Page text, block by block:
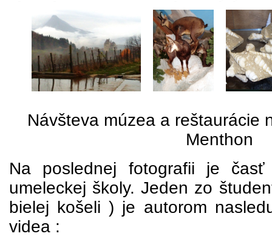
Návšteva múzea a reštaurácie
Menthon
Na poslednej fotografii je časť
umeleckej školy. Jeden zo
bielej košeli ) je autorom
videa :